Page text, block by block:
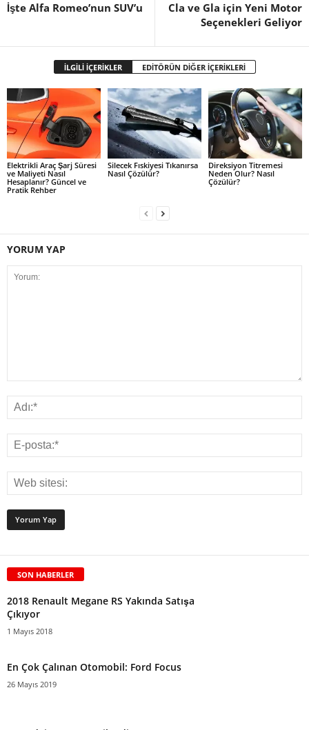
İşte Alfa Romeo’nun SUV’u
Cla ve Gla için Yeni Motor
Seçenekleri Geliyor
İLGİLİ İÇERİKLER EDİTÖRÜN DİĞER İÇERİKLERİ
Elektrikli Araç Şarj Süresi
ve Maliyeti Nasıl
Hesaplanır? Güncel ve
Pratik Rehber
Silecek Fıskiyesi Tıkanırsa
Nasıl Çözülür?
Direksiyon Titremesi
Neden Olur? Nasıl
Çözülür?
YORUM YAP
SON HABERLER
2018 Renault Megane RS Yakında Satışa
Çıkıyor
1 Mayıs 2018
En Çok Çalınan Otomobil: Ford Focus
26 Mayıs 2019